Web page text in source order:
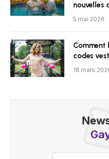
nouvelles
5 mai 2026
Comment
codes
18 mars